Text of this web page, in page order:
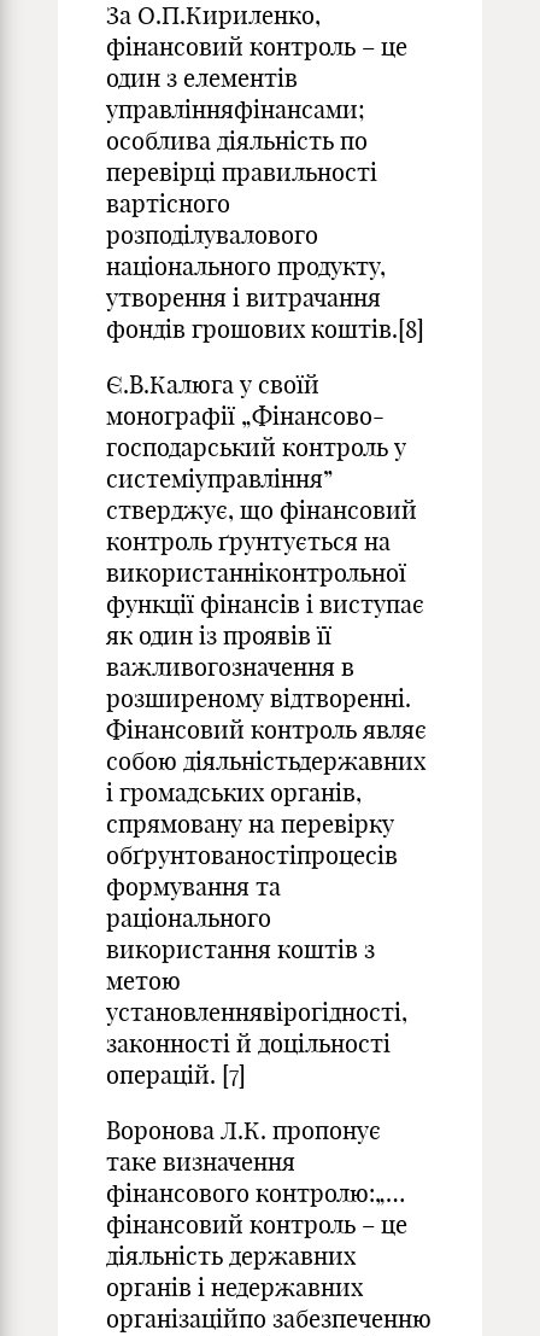
За О.П.Кириленко,
фінансовий контроль – це
один з елементів
управлінняфінансами;
особлива діяльність по
перевірці правильності
вартісного
розподілувалового
національного продукту,
утворення і витрачання
фондів грошових коштів.[8]
Є.В.Калюга у своїй
монографії „Фінансово-
господарський контроль у
системіуправління”
стверджує, що фінансовий
контроль ґрунтується на
використанніконтрольної
функції фінансів і виступає
як один із проявів її
важливогозначення в
розширеному відтворенні.
Фінансовий контроль являє
собою діяльністьдержавних
і громадських органів,
спрямовану на перевірку
обґрунтованостіпроцесів
формування та
раціонального
використання коштів з
метою
установленнявірогідності,
законності й доцільності
операцій. [7]
Воронова Л.К. пропонує
таке визначення
фінансового контролю:„…
фінансовий контроль – це
діяльність державних
органів і недержавних
організаційпо забезпеченню